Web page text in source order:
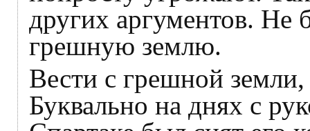
других аргументов. Не
грешную землю.
Вести с грешной
Буквально на днях с